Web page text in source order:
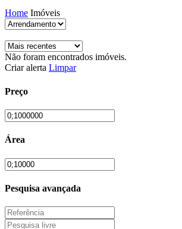
Home Imóveis
Não foram encontrados imóveis.
Criar alerta Limpar
Preço
Área
Pesquisa avançada